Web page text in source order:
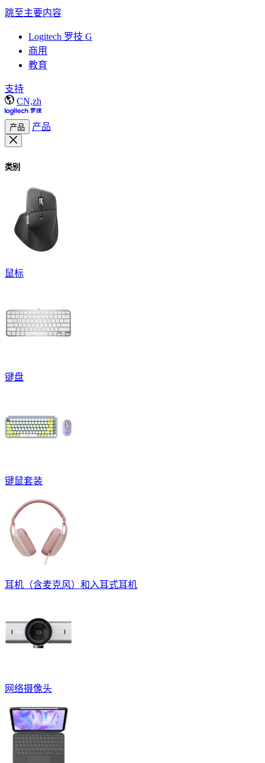
跳至主要内容
Logitech 罗技 G
商用
教育
支持
CN,zh
产品 产品
类别
鼠标
键盘
键鼠套装
耳机（含麦克风）和入耳式耳机
网络摄像头